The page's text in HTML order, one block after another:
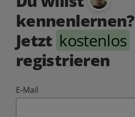
kennenlernen?
Jetzt kostenlos
registrieren
E-Mail